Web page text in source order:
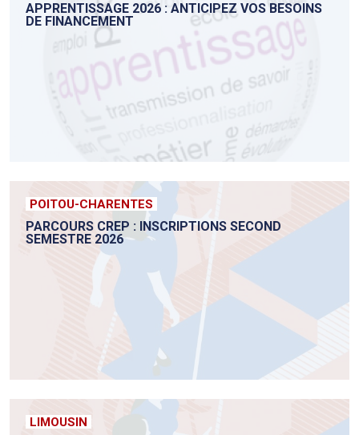
APPRENTISSAGE 2026 : ANTICIPEZ VOS BESOINS
DE FINANCEMENT
POITOU-CHARENTES
PARCOURS CREP : INSCRIPTIONS SECOND
SEMESTRE 2026
LIMOUSIN